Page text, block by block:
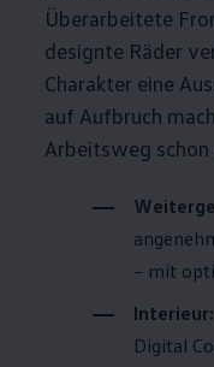
Überarbeitete
designte Räder
Charakter eine
auf Aufbruch
Arbeitsweg
– mit
Interieur:
Digital